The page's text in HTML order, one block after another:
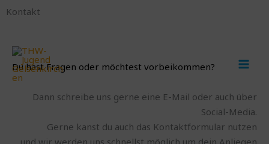
ZumKontakt
Du hast Fragen oder möchtest vorbeikommen?
Dann schreibe uns gerne eine E-Mail oder auch über
Social-Media.
Gerne kanst du auch das Kontaktformular nutzen
und wir werden uns schnellst möglich um dein Anliegen